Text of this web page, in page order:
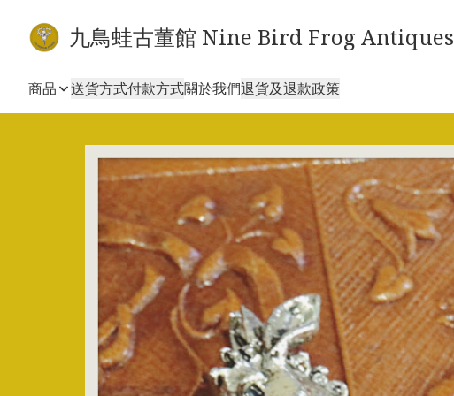
九鳥蛙古董館 Nine Bird Frog Antiques
商品 送貨方式付款方式關於我們退貨及退款政策